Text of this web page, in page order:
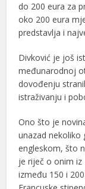
do 200 eura za
oko 200 eura
predstavlja i
Divković je još
međunarodnoj
dovođenju
istraživanju i
Ono što je
unazad nekoliko
engleskom, što
je riječ o onim iz
između 150 i